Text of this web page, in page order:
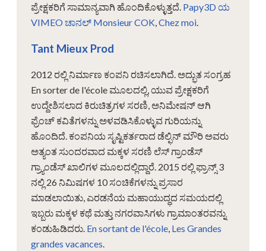
ಪ್ರೇಕ್ಷಕರಿಗೆ ಸಾಮಾನ್ಯವಾಗಿ ಹೊಂದಿಕೊಳ್ಳುತ್ತದೆ. Papy3D ಯ
VIMEO ಚಾನಲ್ Monsieur COK Chez moi
Tant Mieux Prod
2012 ರಲ್ಲಿ ನಿರ್ಮಾಣ ಕಂಪನಿ ರಚಿಸಲಾಗಿದೆ. ಅದ್ಭುತ ಸಂಗ್ರಹ
En sorter de l'école ಮೂಲದಲ್ಲಿ, ಯುವ ಪ್ರೇಕ್ಷಕರಿಗೆ
ಉದ್ದೇಶಿಸಲಾದ ಕಿರುಚಿತ್ರಗಳ ಸರಣಿ, ಅನಿಮೇಷನ್ ಆಗಿ
ಫ್ರೆಂಚ್ ಕವಿತೆಗಳನ್ನು ಅಳವಡಿಸಿಕೊಳ್ಳುವ ಗುರಿಯನ್ನು
ಹೊಂದಿದೆ. ಕಂಪನಿಯ ಸೃಷ್ಟಿಕರ್ತರಾದ ಡೆಲ್ಫಿನ್ ಮೌರಿ ಅವರು
ಅತ್ಯಂತ ಸುಂದರವಾದ ಮಕ್ಕಳ ಸರಣಿ ಲೆಸ್ ಗ್ರಾಂಡೆಸ್
ಗ್ರ್ಯಾಂಡೆಸ್ ಖಾಲಿಗಳ ಮೂಲದಲ್ಲಿದ್ದಾರೆ. 2015 ರಲ್ಲಿ ಫ್ರಾನ್ಸ್ 3
ನಲ್ಲಿ 26 ನಿಮಿಷಗಳ 10 ಸಂಚಿಕೆಗಳನ್ನು ಪ್ರಸಾರ
ಮಾಡಲಾಯಿತು, ಎರಡನೆಯ ಮಹಾಯುದ್ಧದ ಸಮಯದಲ್ಲಿ
ಇಬ್ಬರು ಮಕ್ಕಳ ಕಥೆ ಮತ್ತು ನಗರವಾಸಿಗಳು ಗ್ರಾಮಾಂತರವನ್ನು
ಕಂಡುಹಿಡಿದರು. En sortant de l'école Les Grandes
grandes vacances